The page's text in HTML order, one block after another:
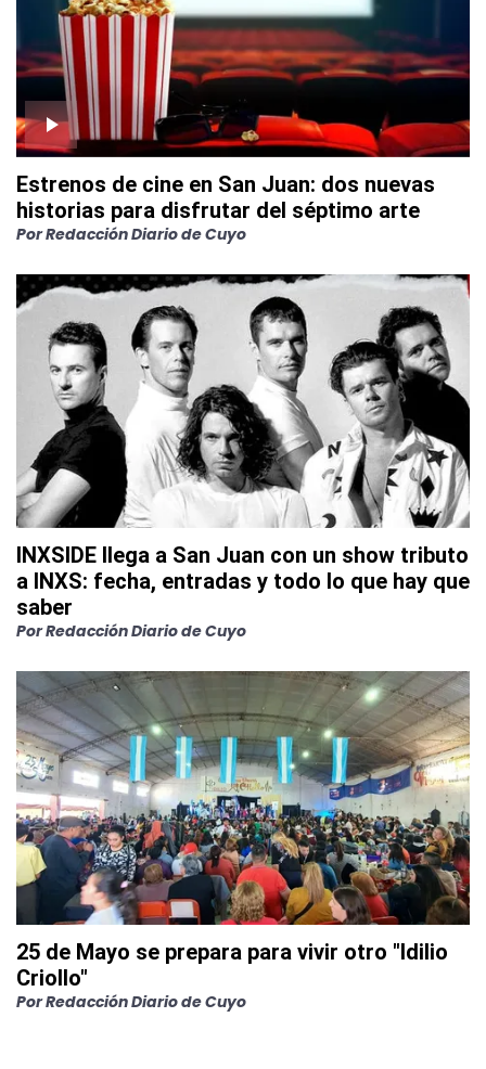
Estrenos de cine en San Juan: dos nuevas
historias para disfrutar del séptimo arte
PorRedacción Diario de Cuyo
INXSIDE llega a San Juan con un show tributo
a INXS: fecha, entradas y todo lo que hay que
saber
PorRedacción Diario de Cuyo
25 de Mayo se prepara para vivir otro "Idilio
Criollo"
PorRedacción Diario de Cuyo